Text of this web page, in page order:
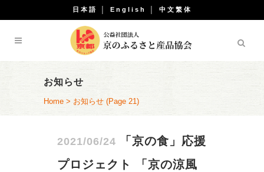
日本語 English 中文繁体
お知らせ
Home > お知らせ (Page 21)
2021/06/24
「京の食」応援
プロジェクト 「京の涼風